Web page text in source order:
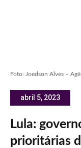
Foto: Joedson Alves –
abril 5, 2023
Lula:
prioritárias